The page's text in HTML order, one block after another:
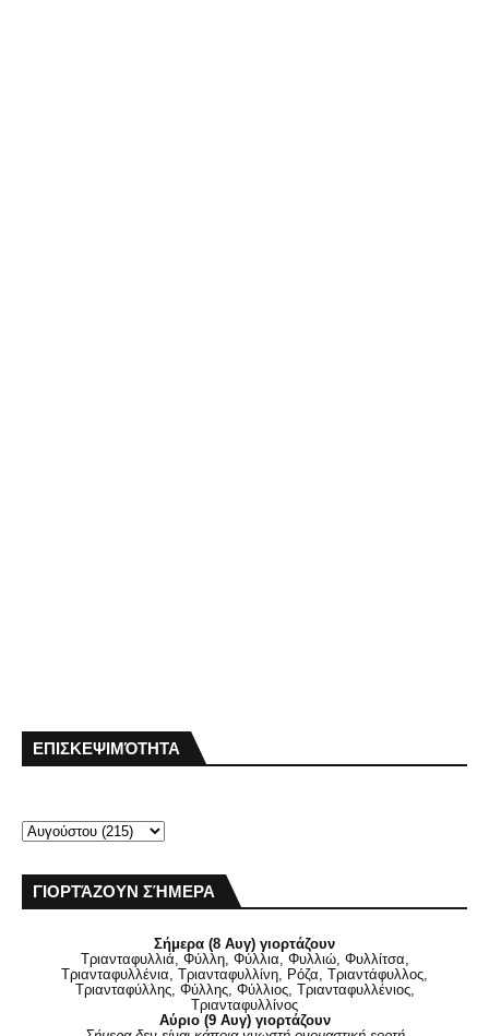
ΕΠΙΣΚΕΨΙΜΌΤΗΤΑ
ΓΙΟΡΤΆΖΟΥΝ ΣΉΜΕΡΑ
Σήμερα (8 Αυγ) γιορτάζουν
Τριανταφυλλιά, Φύλλη, Φύλλια, Φυλλιώ, Φυλλίτσα,
Τριανταφυλλένια, Τριανταφυλλίνη, Ρόζα, Τριαντάφυλλος,
Τριανταφύλλης, Φύλλης, Φύλλιος, Τριανταφυλλένιος,
Τριανταφυλλίνος
Αύριο (9 Αυγ) γιορτάζουν